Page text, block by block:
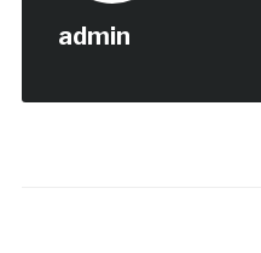
admin